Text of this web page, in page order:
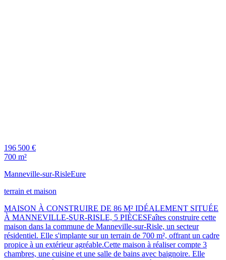
196 500 €
700 m²
Manneville-sur-RisleEure
terrain et maison
MAISON À CONSTRUIRE DE 86 M² IDÉALEMENT SITUÉE
À MANNEVILLE-SUR-RISLE, 5 PIÈCESFaîtes construire cette
maison dans la commune de Manneville-sur-Risle, un secteur
résidentiel. Elle s'implante sur un terrain de 700 m², offrant un cadre
propice à un extérieur agréable.Cette maison à réaliser compte 3
chambres, une cuisine et une salle de bains avec baignoire. Elle